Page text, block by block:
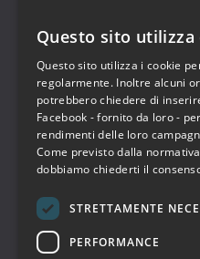
Formazione
Musica, Eventi Live, Club
Sport & Motori
Biglietteria SIAE
Informativa sulla Privacy
Condizioni di utilizzo
FAQ Utenti
Questo sito utilizza
Questo sito utilizza i cookie
regolarmente. Inoltre alcuni
potrebbero chiedere di
Facebook - fornito da loro -
rendimenti delle loro
Come previsto dalla
dobbiamo chiederti il
STRETTAMENTE
PERFORMANCE